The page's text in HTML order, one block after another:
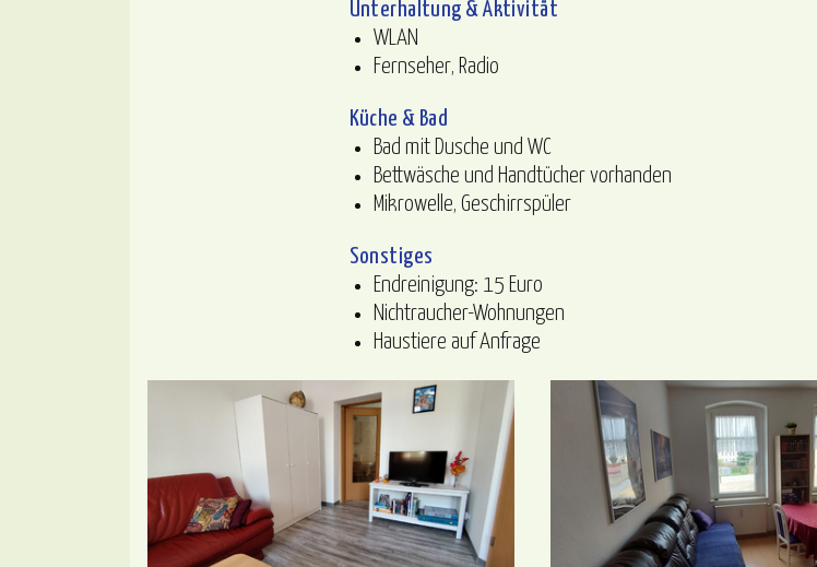
Unterhaltung & Aktivität
WLAN
Fernseher, Radio
Küche & Bad
Bad mit Dusche und WC
Bettwäsche und Handtücher vorhanden
Mikrowelle, Geschirrspüler
Sonstiges
Endreinigung: 15 Euro
Nichtraucher-Wohnungen
Haustiere auf Anfrage